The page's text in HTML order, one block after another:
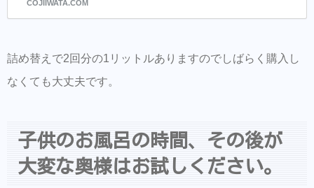
す。 ☑︎目に入ってもしみにくい弱酸性です。 プラセ
ンタオイル配合 プラセンタとは20種類のアミノ酸と
質、脂質、水分を同時に補う事が出来ます。 万能の美
ーブで、天然のサポニンを多く含んでおり、頭皮にや
COJIIWATA.COM
詰め替えで2回分の1リットルありますのでしばらく購入し
なくても大丈夫です。
子供のお風呂の時間、その後が
大変な奥様はお試しください。